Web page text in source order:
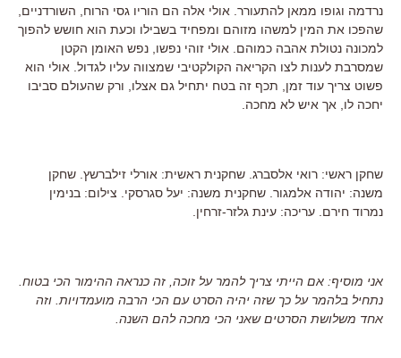
נרדמה וגופו ממאן להתעורר. אולי אלה הם הוריו גסי הרוח, השורדניים,
שהפכו את המין למשהו מזוהם ומפחיד בשבילו וכעת הוא חושש להפוך
למכונה נטולת אהבה כמוהם. אולי זוהי נפשו, נפש האומן הקטן
שמסרבת לענות לצו הקריאה הקולקטיבי שמצווה עליו לגדול. אולי הוא
פשוט צריך עוד זמן, תכף זה בטח יתחיל גם אצלו, ורק שהעולם סביבו
יחכה לו, אך איש לא מחכה.
שחקן ראשי: רואי אלסברג. שחקנית ראשית: אורלי זילברשץ. שחקן
משנה: יהודה אלמגור. שחקנית משנה: יעל סגרסקי. צילום: בנימין
נמרוד חירם. עריכה: עינת גלזר-זרחין.
אני מוסיף: אם הייתי צריך להמר על זוכה, זה כנראה ההימור הכי בטוח.
נתחיל בלהמר על כך שזה יהיה הסרט עם הכי הרבה מועמדויות. וזה
אחד משלושת הסרטים שאני הכי מחכה להם השנה.